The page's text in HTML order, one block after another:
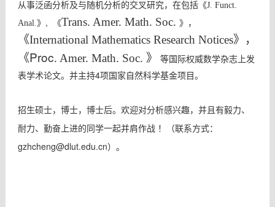
从事泛函分析及与随机分析的交叉研究，在包括《J. Funct.
Anal.》 , 《Trans. Amer. Math. Soc. 》，
《International Mathematics Research Notices》，
《Proc. Amer. Math. Soc. 》
等国际权威数学杂志上发
表学术论文。并主持4项国家自然科学基金项目。
招生硕士，博士，博士后。欢迎对分析感兴趣，并且有毅力、
耐力、勤奋上进的同学一起并肩作战 ！（联系方式：
gzhcheng@dlut.edu.cn）。